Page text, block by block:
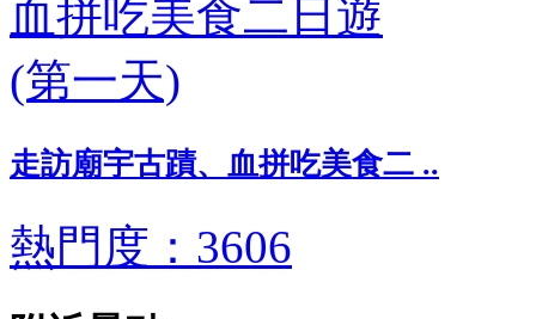
走訪廟宇古蹟、血拼吃美食二 ..
熱門度：3606